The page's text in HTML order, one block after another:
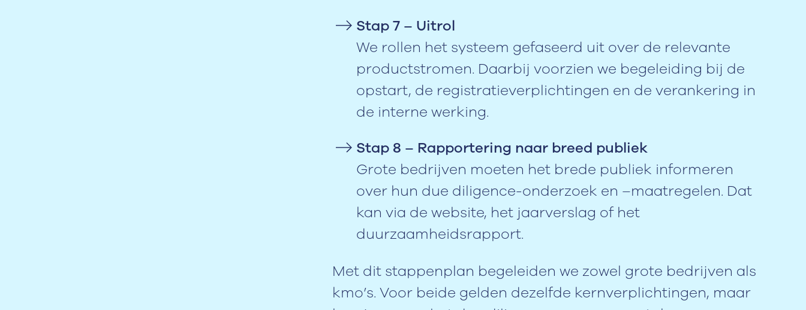
Stap 7 – Uitrol
We rollen het systeem gefaseerd uit over de relevante
productstromen. Daarbij voorzien we begeleiding bij de
opstart, de registratieverplichtingen en de verankering in
de interne werking.
Stap 8 – Rapportering naar breed publiek
Grote bedrijven moeten het brede publiek informeren
over hun due diligence-onderzoek en –maatregelen. Dat
kan via de website, het jaarverslag of het
duurzaamheidsrapport.
Met dit stappenplan begeleiden we zowel grote bedrijven als
kmo’s. Voor beide gelden dezelfde kernverplichtingen, maar